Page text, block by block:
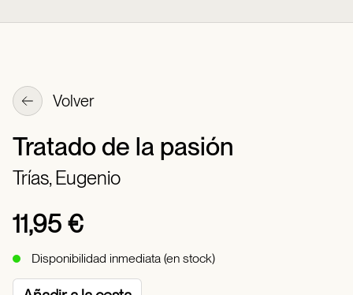
Volver
Tratado de la pasión
Trías, Eugenio
11,95 €
Disponibilidad inmediata (en stock)